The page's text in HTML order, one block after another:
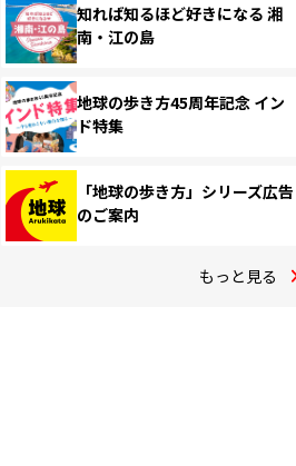
知れば知るほど好きになる 湘
南・江の島
地球の歩き方45周年記念 イン
ド特集
「地球の歩き方」シリーズ広告
のご案内
もっと見る